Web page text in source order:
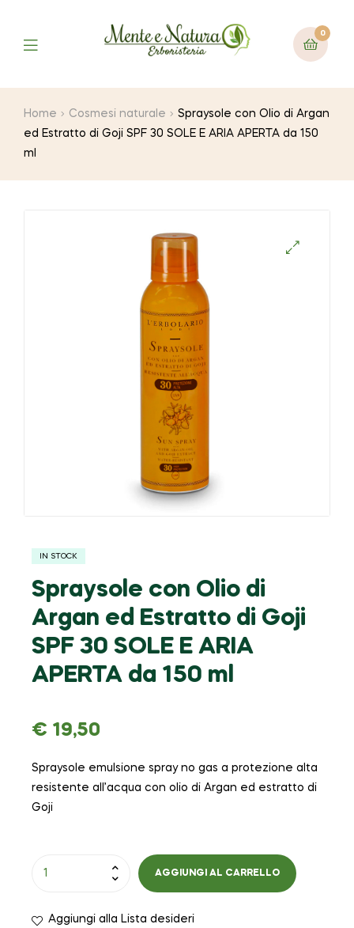
0
Home Cosmesi naturale
Spraysole con Olio di Argan
ed Estratto di Goji SPF 30 SOLE E ARIA APERTA da 150
ml
IN STOCK
Spraysole con Olio di
Argan ed Estratto di Goji
SPF 30 SOLE E ARIA
APERTA da 150 ml
€ 19,50
Spraysole emulsione spray no gas a protezione alta
resistente all’acqua con olio di Argan ed estratto di
Goji
AGGIUNGI AL CARRELLO
Aggiungi alla Lista desideri